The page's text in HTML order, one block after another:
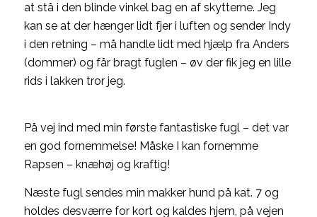
at stå i den blinde vinkel bag en af skytterne. Jeg
kan se at der hænger lidt fjer i luften og sender Indy
i den retning – må handle lidt med hjælp fra Anders
(dommer) og får bragt fuglen – øv der fik jeg en lille
rids i lakken tror jeg.
På vej ind med min første fantastiske fugl – det var
en god fornemmelse! Måske I kan fornemme
Rapsen – knæhøj og kraftig!
Næste fugl sendes min makker hund på kat. 7 og
holdes desværre for kort og kaldes hjem, på vejen